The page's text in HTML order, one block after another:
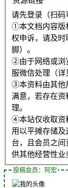
请先登录（扫码
①本文档内容版
权申诉，请及时
脚）。
②由于网络或浏
服微信处理（详
③本资料由其他
满意，若存在
理。
④本站仅收取资
用以平摊存储
台，且会员之
供其他经营性业
投稿会员：阿宏